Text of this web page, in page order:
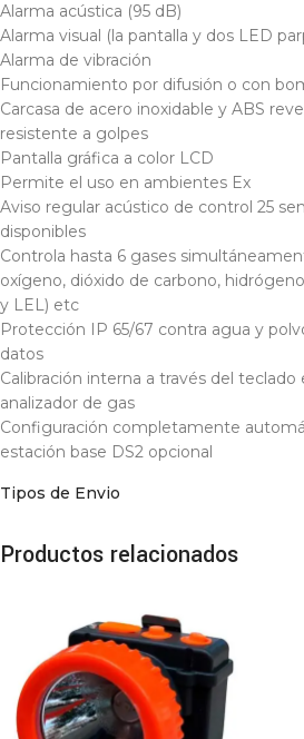
Alarma acústica (95 dB)
Alarma visual (la pantalla y dos LED
Alarma de vibración
Funcionamiento por difusión o con
Carcasa de acero inoxidable y ABS
resistente a golpes
Pantalla gráfica a color LCD
Permite el uso en ambientes Ex
Aviso regular acústico de control 25
disponibles
Controla hasta 6 gases
oxígeno, dióxido de carbono,
y LEL) etc
Protección IP 65/67 contra agua y
datos
Calibración interna a través del
analizador de gas
Configuración completamente
estación base DS2 opcional
Tipos de Envio
Productos relacionados